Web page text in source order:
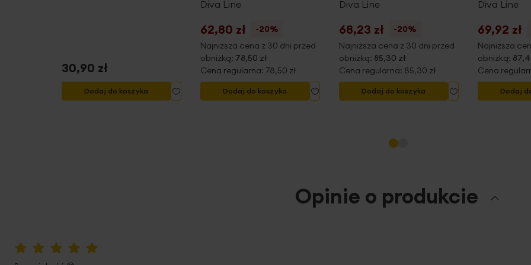
30,90 zł
Dodaj do koszyka
do
Diva Line
62,80 zł
-20%
Najniższa cena z 30 dni przed
obniżką: 78,50 zł
Cena regularna: 78,50 zł
Dodaj do koszyka
do
Diva Line
68,23 zł
-20%
Najniższa cena z 30 dni przed
obniżką: 85,30 zł
Cena regularna: 85,30 zł
Dodaj do koszyka
do
Diva Line
69,92 zł
Najniższa
obniżką:
Cena
Dodaj
Opinie o produkcie